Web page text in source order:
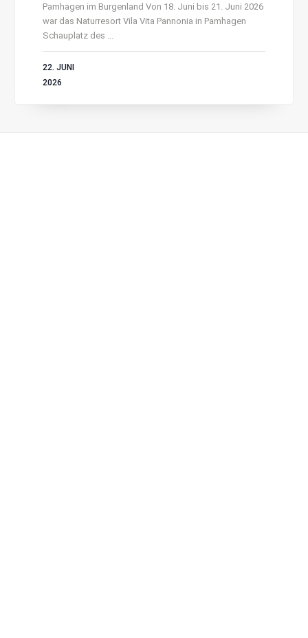
Pamhagen im Burgenland Von 18. Juni bis 21. Juni 2026
war das Naturresort Vila Vita Pannonia in Pamhagen
Schauplatz des ...
22. JUNI
2026